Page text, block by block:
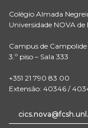
Colégio Almada
Universidade NOVA de
Campus de Campolide
3.º piso – Sala 333
+351 21 790 83 00
Extensão: 40346 /